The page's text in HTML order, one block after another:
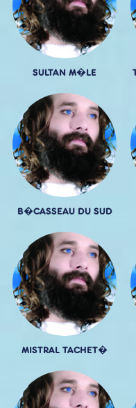
SULTAN M�LE
B�CASSEAU DU SUD
MISTRAL TACHET�